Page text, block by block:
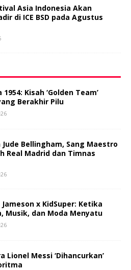
Asia Indonesia Akan
di ICE BSD pada Agustus
Kisah ‘Golden Team’
Berakhir Pilu
Jude Bellingham, Sang Maestro
Real Madrid dan Timnas
x KidSuper: Ketika
Musik, dan Moda Menyatu
Lionel Messi ‘Dihancurkan’